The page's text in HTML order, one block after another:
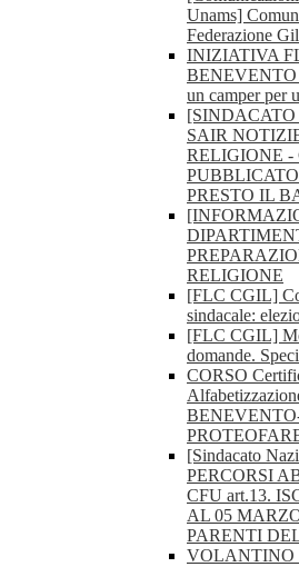
Unams]
Federazione
INIZIATIVA
BENEVENTO
un camper per
SAIR
RELIGIONE -
PRESTO IL
RELIGIONE
[FLC CGIL]
sindacale:
[FLC CGIL]
domande.
CORSO
[Sindacato
PERCORSI
CFU art.13.
AL 05
PARENTI
VOLANTINO